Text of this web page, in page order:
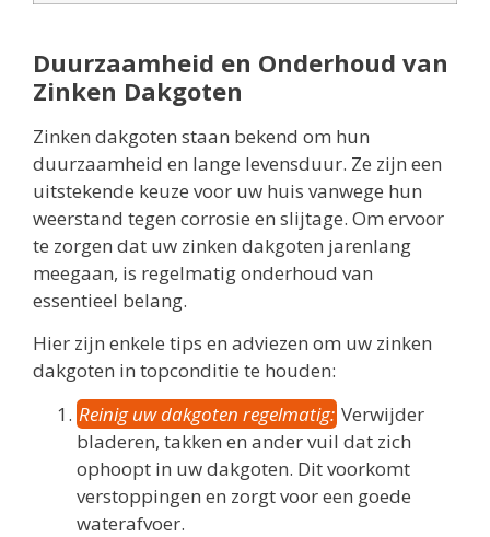
Duurzaamheid en Onderhoud van
Zinken Dakgoten
Zinken dakgoten staan bekend om hun
duurzaamheid en lange levensduur. Ze zijn een
uitstekende keuze voor uw huis vanwege hun
weerstand tegen corrosie en slijtage. Om ervoor
te zorgen dat uw zinken dakgoten jarenlang
meegaan, is regelmatig onderhoud van
essentieel belang.
Hier zijn enkele tips en adviezen om uw zinken
dakgoten in topconditie te houden:
Reinig uw dakgoten regelmatig: Verwijder
bladeren, takken en ander vuil dat zich
ophoopt in uw dakgoten. Dit voorkomt
verstoppingen en zorgt voor een goede
waterafvoer.